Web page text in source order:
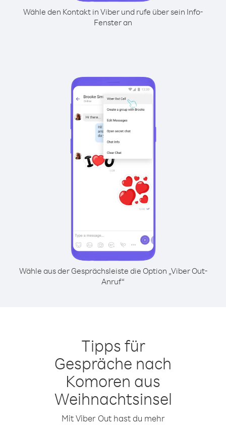
Wähle den Kontakt in Viber und rufe über sein Info-
Fenster an
Wähle aus der Gesprächsleiste die Option „Viber Out-
Anruf“
Tipps für
Gespräche nach
Komoren aus
Weihnachtsinsel
Mit Viber Out hast du mehr